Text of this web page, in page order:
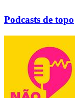
Podcasts de topo